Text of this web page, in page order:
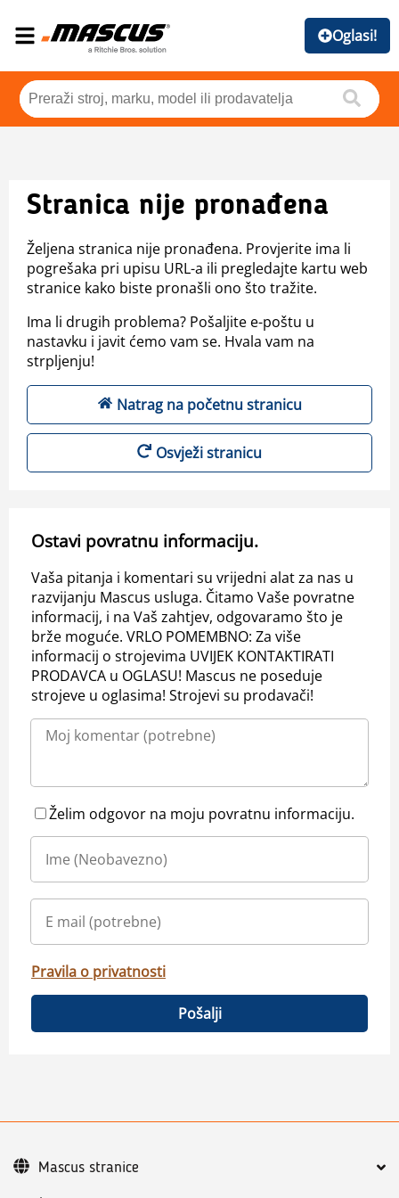
Oglasi!
Stranica nije pronađena
Željena stranica nije pronađena. Provjerite ima li
pogrešaka pri upisu URL-a ili pregledajte kartu web
stranice kako biste pronašli ono što tražite.
Ima li drugih problema? Pošaljite e-poštu u
nastavku i javit ćemo vam se. Hvala vam na
strpljenju!
Natrag na početnu stranicu
Osvježi stranicu
Ostavi povratnu informaciju.
Vaša pitanja i komentari su vrijedni alat za nas u
razvijanju Mascus usluga. Čitamo Vaše povratne
informacij, i na Vaš zahtjev, odgovaramo što je
brže moguće. VRLO POMEMBNO: Za više
informacij o strojevima UVIJEK KONTAKTIRATI
PRODAVCA u OGLASU! Mascus ne poseduje
strojeve u oglasima! Strojevi su prodavači!
Želim odgovor na moju povratnu informaciju.
Pravila o privatnosti
Pošalji
Mascus stranice